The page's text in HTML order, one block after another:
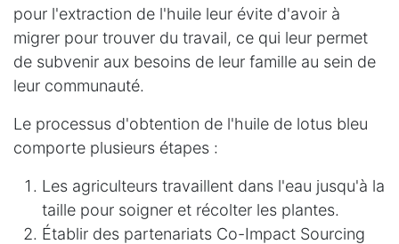
pour l'extraction de l'huile leur évite d'avoir à
migrer pour trouver du travail, ce qui leur permet
de subvenir aux besoins de leur famille au sein de
leur communauté.
Le processus d'obtention de l'huile de lotus bleu
comporte plusieurs étapes :
Les agriculteurs travaillent dans l'eau jusqu'à la
taille pour soigner et récolter les plantes.
Établir des partenariats Co-Impact Sourcing